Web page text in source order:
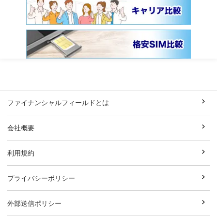
ファイナンシャルフィールドとは
会社概要
利用規約
プライバシーポリシー
外部送信ポリシー